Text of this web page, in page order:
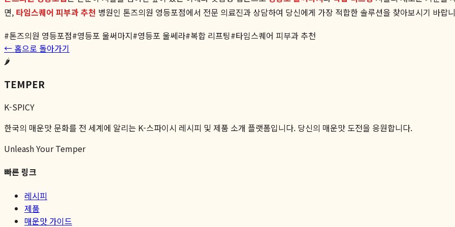
면, 타임스퀘어 피부과 추천 병원인 톤즈의원 영등포점에서 전문 의료진과 상담하여 당신에게 가장 적합한 솔루션을 찾아보시기 바랍
#톤즈의원 영등포점#영등포 울써마지#영등포 울쎄라#복합 리프팅#타임스퀘어 피부과 추천
← 홈으로 돌아가기
🌶️
TEMPER
K-SPICY
한국의 매운맛 문화를 전 세계에 알리는 K-스파이시 레시피 및 제품 소개 플랫폼입니다. 당신의 매운맛 도전을 응원합니다.
Unleash Your Temper
빠른 링크
레시피
제품
매운맛 가이드